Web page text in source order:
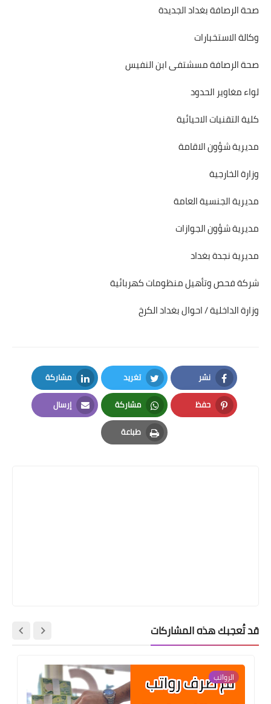
صحة الرصافة بغداد الجديدة
وكالة الاستخبارات
صحة الرصافة مسشتفى ابن النفيس
لواء مغاوير الحدود
كلية التقنيات الاحيائية
مديرية شؤون الاقامة
وزارة الخارجية
مديرية الجنسية العامة
مديرية شؤون الجوازات
مديرية نجدة بغداد
شركة فحص وتأهيل منظومات كهربائية
وزارة الداخلية / احوال بغداد الكرخ
نشر
Facebook
تغريد
Twitter
مشاركة
LinkedIn
حفظ
Pinterest
مشاركة
Whatsapp
إرسال
Email
طباعة
Print
قد تُعجبك هذه المشاركات
الرواتب